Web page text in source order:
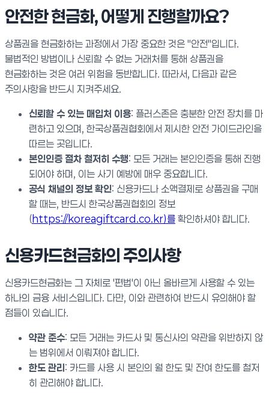
안전한 현금화, 어떻게 진행할까요?
상품권을 현금화하는 과정에서 가장 중요한 것은 "안전"입니다.
불법적인 방법이나 신뢰할 수 없는 거래처를 통해 상품권을
현금화하는 것은 여러 위험을 동반합니다. 따라서, 다음과 같은
주의사항을 반드시 지켜주세요.
신뢰할 수 있는 매입처 이용: 플러스존은 충분한 안전 장치를 마
련하고 있으며, 한국상품권협회에서 제시한 안전 가이드라인을
따르는 곳입니다.
본인인증 절차 철저히 수행: 모든 거래는 본인인증을 통해 진행
되어야 하며, 이는 사기 예방에 매우 중요합니다.
공식 채널의 정보 확인: 신용카드나 소액결제로 상품권을 구매
할 때는, 반드시 한국상품권협회의 정보
(https://koreagiftcard.co.kr)를 확인하셔야 합니다.
신용카드현금화의 주의사항
신용카드현금화는 그 자체로 '편법'이 아닌 올바르게 사용할 수 있는
하나의 금융 서비스입니다. 다만, 이와 관련하여 반드시 유의해야 할
점들이 있습니다.
약관 준수: 모든 거래는 카드사 및 통신사의 약관을 위반하지 않
는 범위에서 이뤄져야 합니다.
한도 관리: 카드를 사용 시 본인의 월 한도 및 잔여 한도를 철저
히 관리해야 합니다.